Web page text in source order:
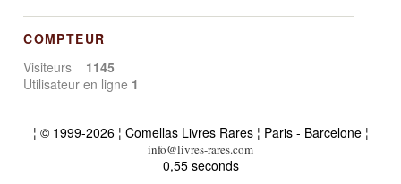
COMPTEUR
Visiteurs 1145
Utilisateur en ligne 1
¦ © 1999-2026 ¦ Comellas Livres Rares ¦ Paris - Barcelone ¦
info@livres-rares.com
0,55 seconds